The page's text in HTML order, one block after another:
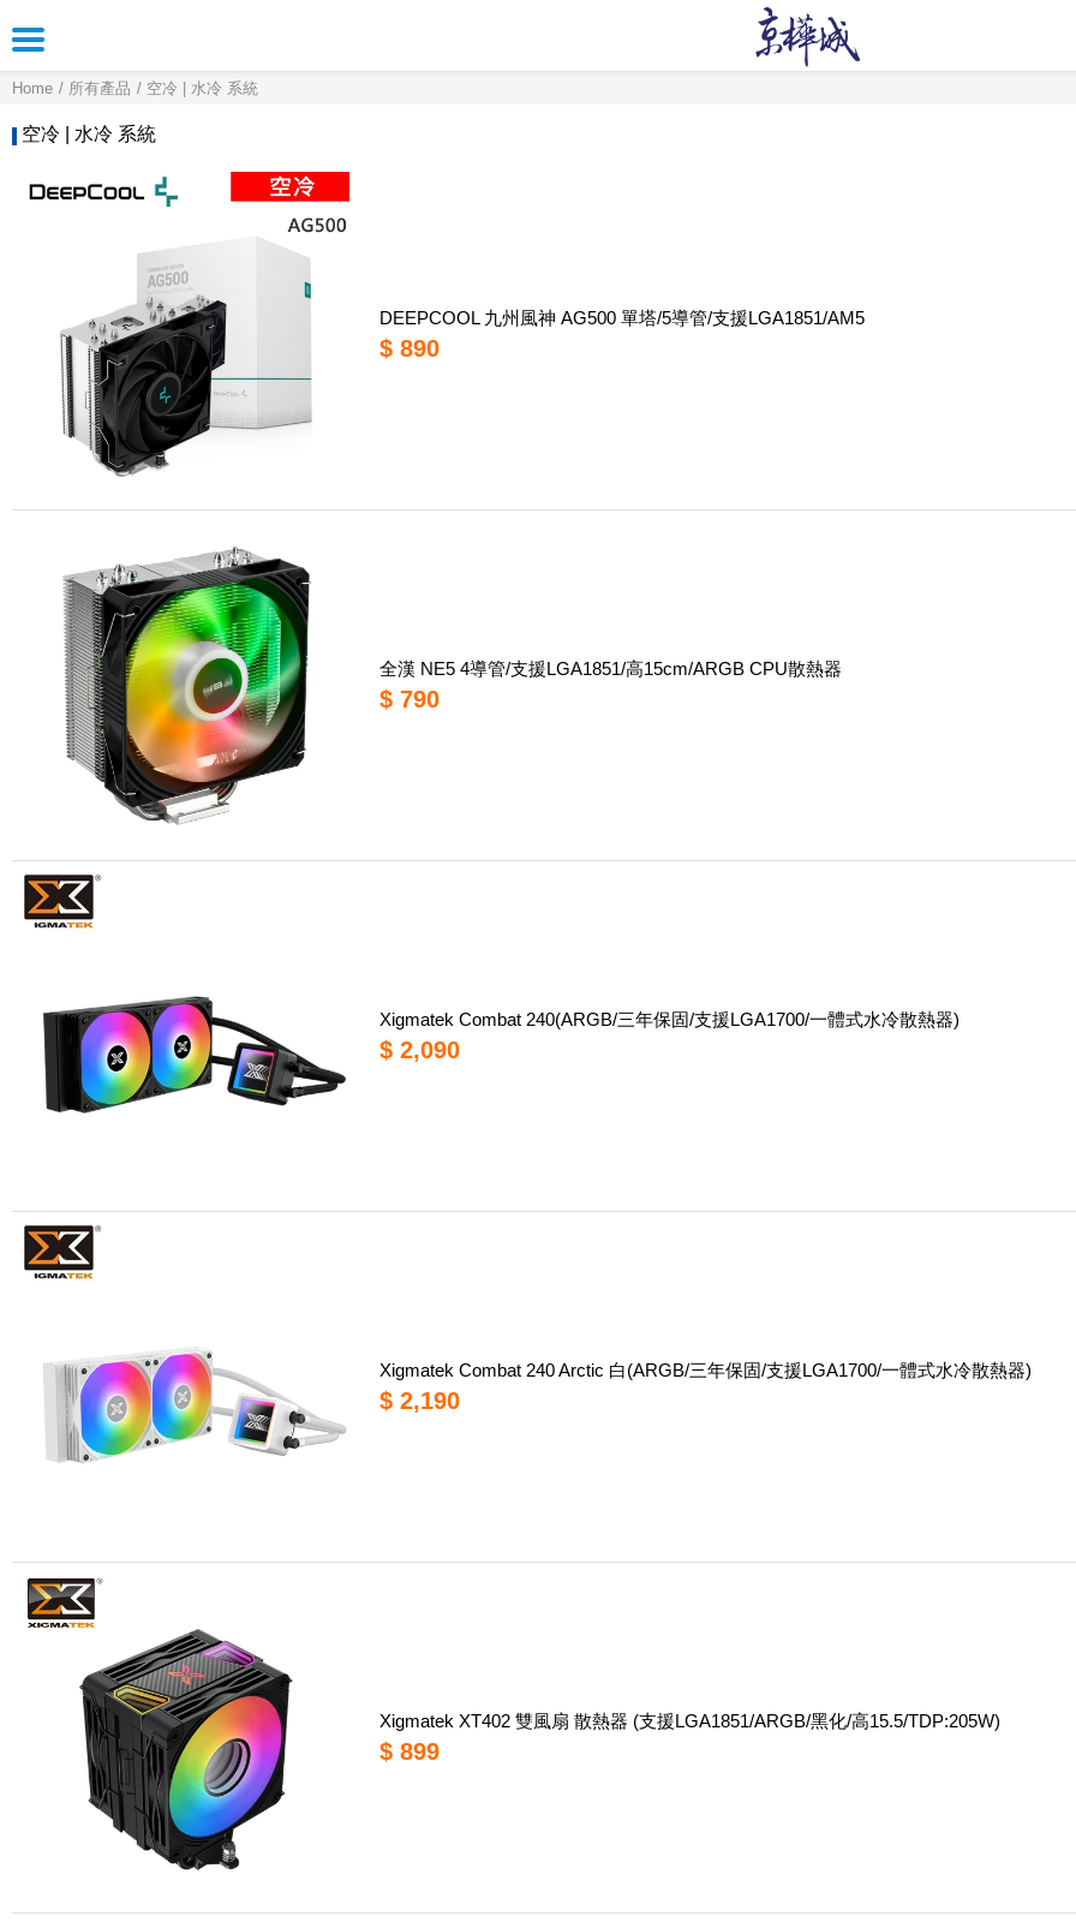
Home 所有產品 空冷 | 水冷 系統
空冷 | 水冷 系統
DEEPCOOL 九州風神 AG500 單塔/5導管/支援LGA1851/AM5
$ 890
全漢 NE5 4導管/支援LGA1851/高15cm/ARGB CPU散熱器
$ 790
Xigmatek Combat 240(ARGB/三年保固/支援LGA1700/一體式水冷散熱器)
$ 2,090
Xigmatek Combat 240 Arctic 白(ARGB/三年保固/支援LGA1700/一體式水冷散熱器)
$ 2,190
Xigmatek XT402 雙風扇 散熱器 (支援LGA1851/ARGB/黑化/高15.5/TDP:205W)
$ 899